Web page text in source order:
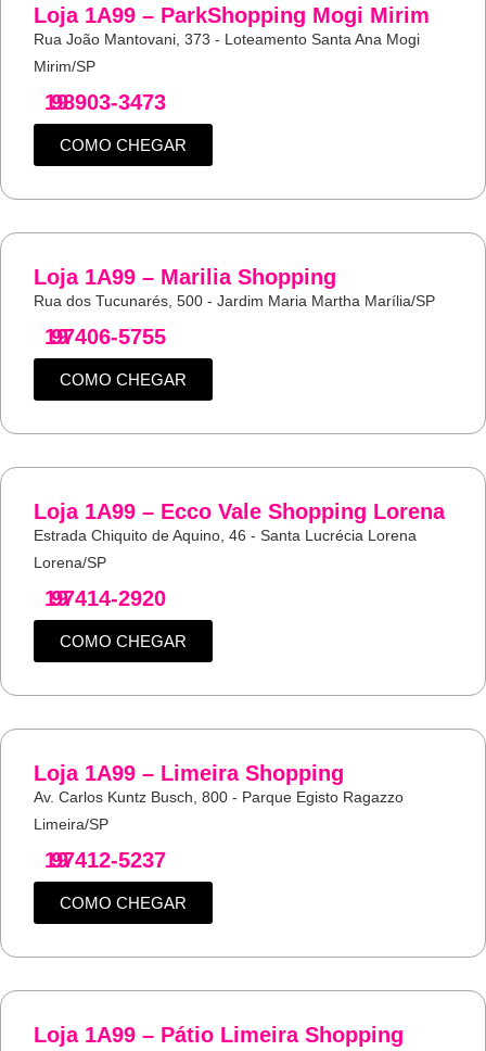
Loja 1A99 – ParkShopping Mogi Mirim
Rua João Mantovani, 373 - Loteamento Santa Ana Mogi
Mirim/SP
19
98903-3473
COMO CHEGAR
Loja 1A99 – Marilia Shopping
Rua dos Tucunarés, 500 - Jardim Maria Martha Marília/SP
19
97406-5755
COMO CHEGAR
Loja 1A99 – Ecco Vale Shopping Lorena
Estrada Chiquito de Aquino, 46 - Santa Lucrécia Lorena
Lorena/SP
19
97414-2920
COMO CHEGAR
Loja 1A99 – Limeira Shopping
Av. Carlos Kuntz Busch, 800 - Parque Egisto Ragazzo
Limeira/SP
19
97412-5237
COMO CHEGAR
Loja 1A99 – Pátio Limeira Shopping